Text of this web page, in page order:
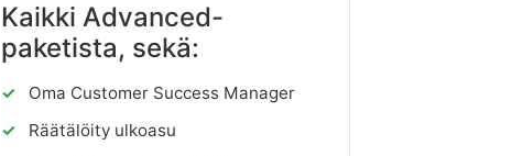
Kaikki Advanced-
paketista, sekä:
✓
Oma Customer Success Manager
✓
Räätälöity ulkoasu